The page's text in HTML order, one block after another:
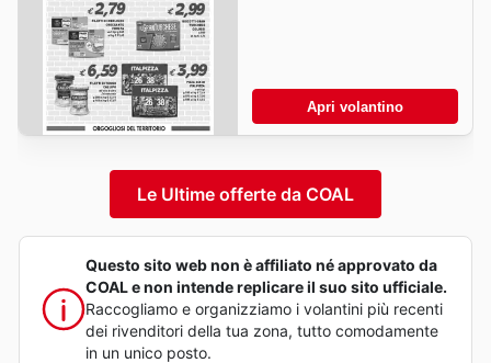
Apri volantino
Le Ultime offerte da COAL
Questo sito web non è affiliato né approvato da
COAL e non intende replicare il suo sito ufficiale.
Raccogliamo e organizziamo i volantini più recenti
dei rivenditori della tua zona, tutto comodamente
in un unico posto.